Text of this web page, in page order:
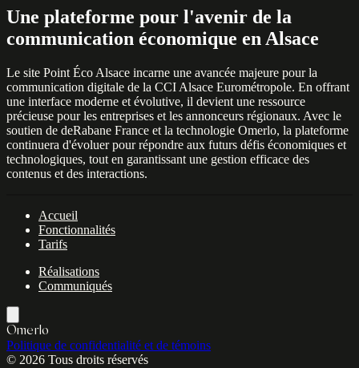
Une plateforme pour l'avenir de la
communication économique en Alsace
Le site Point Éco Alsace incarne une avancée majeure pour la
communication digitale de la CCI Alsace Eurométropole. En offrant
une interface moderne et évolutive, il devient une ressource
précieuse pour les entreprises et les annonceurs régionaux. Avec le
soutien de deRabane France et la technologie Omerlo, la plateforme
continuera d'évoluer pour répondre aux futurs défis économiques et
technologiques, tout en garantissant une gestion efficace des
contenus et des interactions.
Accueil
Fonctionnalités
Tarifs
Réalisations
Communiqués
Omerlo
Politique de confidentialité et de témoins
© 2026 Tous droits réservés